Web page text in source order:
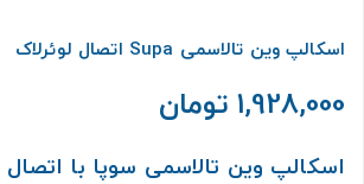
اسکالپ وین تالاسمی Supa اتصال لوئرلاک
1,928,000 تومان
اسکالپ وین تالاسمی سوپا با اتصال